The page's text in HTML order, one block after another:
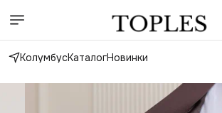
КолумбусКаталогНовинки